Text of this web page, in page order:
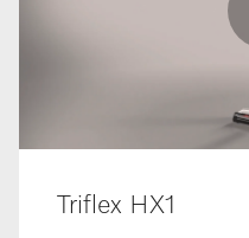
Triflex HX1